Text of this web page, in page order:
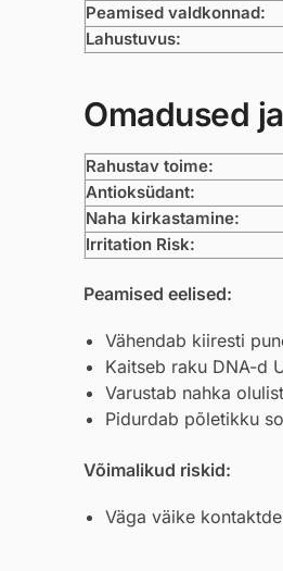
Peamised valdkonnad:
Lahustuvus:
Omadused
Rahustav toime:
Antioksüdant:
Naha kirkastamine:
Irritation Risk:
Peamised eelised:
Vähendab kiiresti
Kaitseb raku DNA-d
Varustab nahka
Pidurdab põletikku
Võimalikud riskid:
Väga väike